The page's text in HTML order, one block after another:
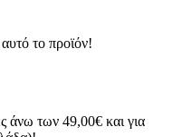
το προϊόν!
άνω των 49,00€ και για